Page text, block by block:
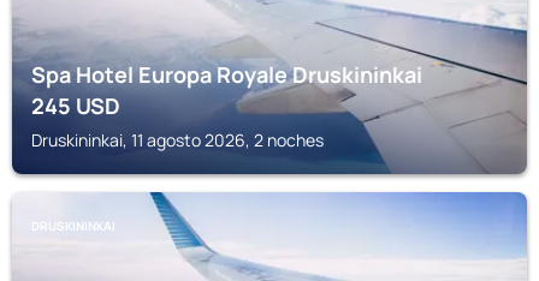
Spa Hotel Europa Royale Druskininkai
245USD
Druskininkai, 11 agosto 2026, 2 noches
DRUSKININKAI